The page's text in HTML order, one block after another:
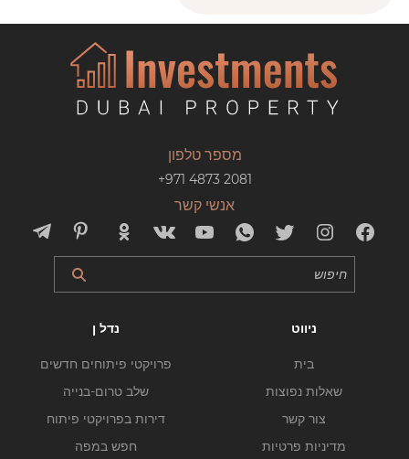
מספר טלפון
+971 4873 2081
אנשי קשר
ניווט
בית
שאלות נפוצות
צור קשר
מדיניות פרטיות
נדל ן
פרויקטי פיתוחים חדשים
שלב טרום-בנייה
דירות בפרויקטי פיתוח
חפש במפה